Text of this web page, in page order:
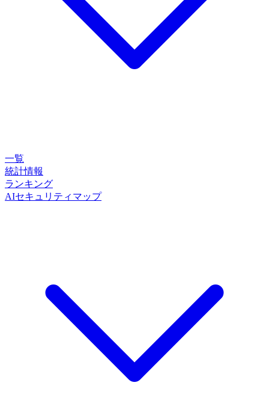
一覧
統計情報
ランキング
AIセキュリティマップ